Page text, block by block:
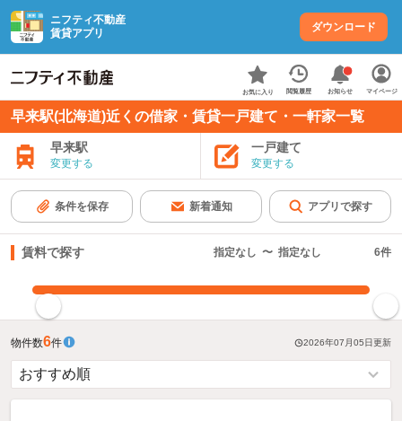
ニフティ不動産
賃貸アプリ
ダウンロード
お気に入り 閲覧履歴 お知らせ マイページ
早来駅(北海道)近くの借家・賃貸一戸建て・一軒家一覧
早来駅
変更する
一戸建て
変更する
条件を保存 新着通知 アプリで探す
賃料で探す 指定なし 〜 指定なし 6件
物件数6件 2026年07月05日更新